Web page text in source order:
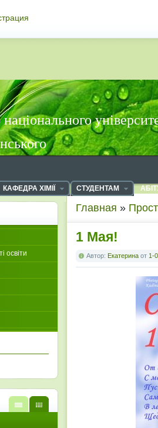
КАФЕДРА ХІМІЇ СТУДЕНТАМ
Главная »
1 Мая!
Автор: Екатерина от 1-
освіти